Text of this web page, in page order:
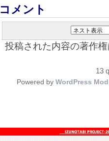
コメント
投稿された内容の著作
13
Powered by WordPress